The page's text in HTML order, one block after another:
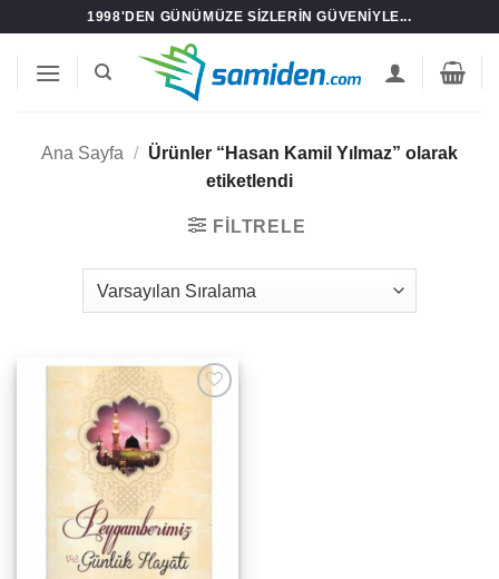
1998'DEN GÜNÜMÜZE SIZLERIN GÜVENIYLE...
Ana Sayfa / Ürünler “Hasan Kamil Yılmaz” olarak
etiketlendi
FILTRELE